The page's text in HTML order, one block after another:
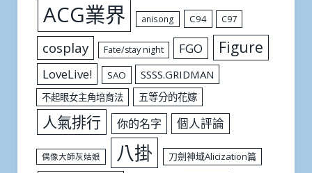
ACG業界 anisong C94 C97
cosplay Fate/stay night FGO Figure
LoveLive! SAO SSSS.GRIDMAN
不起眼女主角培育法 五等分的花嫁
人氣排行 你的名字 個人評論
偶像大師灰姑娘 八掛 刀劍神域Alicization篇